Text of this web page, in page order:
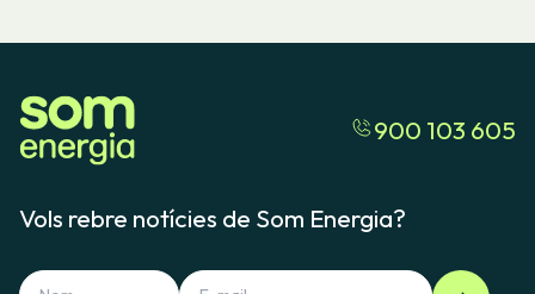
900 103 605
Vols rebre notícies de Som Energia?